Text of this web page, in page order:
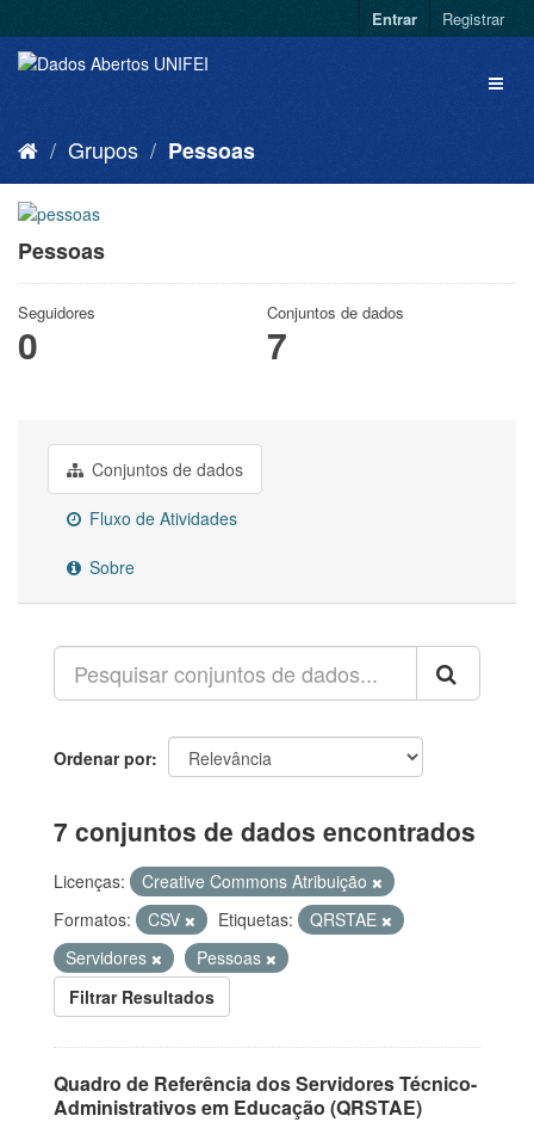
Entrar Registrar
Grupos Pessoas
Pessoas
Seguidores
0
Conjuntos de dados
7
Conjuntos de dados
Fluxo de Atividades
Sobre
Ordenar por
7 conjuntos de dados encontrados
Licenças:
Creative Commons Atribuição
Formatos:
CSV Etiquetas:
QRSTAE
Servidores
Pessoas
Filtrar Resultados
Quadro de Referência dos Servidores Técnico-
Administrativos em Educação (QRSTAE)